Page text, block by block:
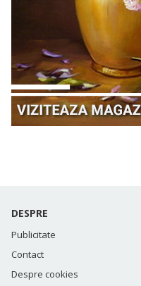
DESPRE
Publicitate
Contact
Despre cookies